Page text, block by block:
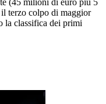
(45 milioni di euro più 5
terzo colpo di maggior
la classifica dei primi